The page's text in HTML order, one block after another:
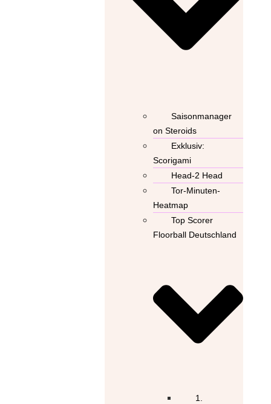
Saisonmanager
on Steroids
Exklusiv:
Scorigami
Head-2 Head
Tor-Minuten-
Heatmap
Top Scorer
Floorball Deutschland
1.